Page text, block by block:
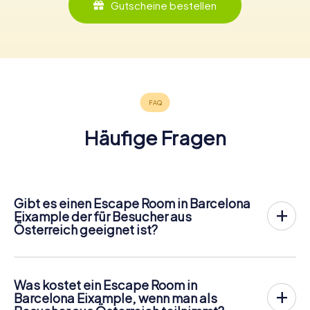
Gutscheine bestellen
Häufige Fragen
Gibt es einen Escape Room in Barcelona
Eixample der für Besucher aus
Österreich geeignet ist?
Outdoor Escape Game in der Innenstadt von Barcelona
Anders als bei einem klassischen Escape Room, bei dem
die Spieler in einen kleinen Raum eingesperrt werden,
Was kostet ein Escape Room in
Barcelona Eixample, wenn man als